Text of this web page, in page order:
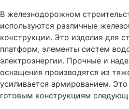
В железнодорожном
используются различные
конструкции. Это изделия для
платформ, элементы систем
электроэнергии. Прочные и
оснащения производятся из
усиливается армированием. Это
готовым конструкциям